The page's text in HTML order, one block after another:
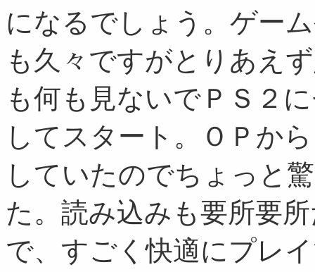
になるでしょう。ゲー
も久々ですがとりあえ
も何も見ないでＰＳ２
してスタート。ＯＰか
していたのでちょっと
た。読み込みも要所要
で、すごく快適にプレ